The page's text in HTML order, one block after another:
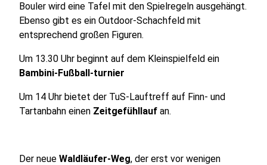
Bouler wird eine Tafel mit den Spielregeln ausgehängt.
Ebenso gibt es ein Outdoor-Schachfeld mit
entsprechend großen Figuren.
Um 13.30 Uhr beginnt auf dem Kleinspielfeld ein
Bambini-Fußball-turnier
Um 14 Uhr bietet der TuS-Lauftreff auf Finn- und
Tartanbahn einen Zeitgefühllauf an.
Der neue Waldläufer-Weg, der erst vor wenigen